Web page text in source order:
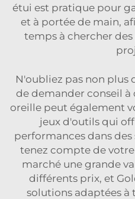
étui est pratique pour
et à portée de main,
temps à chercher
N'oubliez pas non plus
de demander conseil à
oreille peut également
jeux d'outils qui
performances dans
tenez compte de
marché une grande
différents prix, et
solutions adaptées à